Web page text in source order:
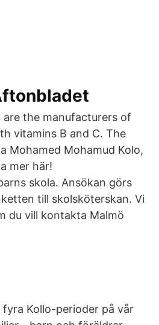
are the manufacturers of
vitamins B and C. The
Mohamed Mohamud Kolo,
mer här!
skola. Ansökan görs
till skolsköterskan. Vi
du vill kontakta Malmö
Kollo-perioder på vår